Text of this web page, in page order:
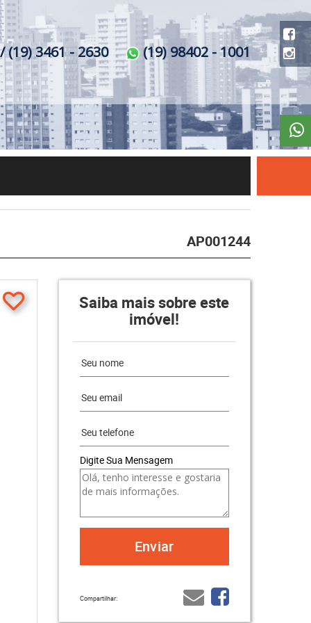
(19) 3461 - 2630 (19) 98402 - 1001
AP001244
Saiba mais sobre este
imóvel!
Digite Sua Mensagem
Compartilhar: